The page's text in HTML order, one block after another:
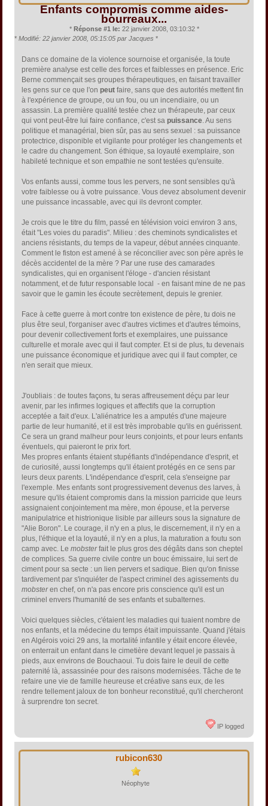
Enfants compromis comme aides-
bourreaux...
* Réponse #1 le: 22 janvier 2008, 03:10:32 *
* Modifié: 22 janvier 2008, 05:15:05 par Jacques *
Dans ce domaine de la violence sournoise et organisée, la toute
première analyse est celle des forces et faiblesses en présence. Eric
Berne commençait ses groupes thérapeutiques, en faisant travailler
les gens sur ce que l'on peut faire, sans que des autorités mettent fin
à l'expérience de groupe, ou un fou, ou un incendiaire, ou un
assassin. La première qualité testée chez un thérapeute, par ceux
qui vont peut-être lui faire confiance, c'est sa puissance. Au sens
politique et managérial, bien sûr, pas au sens sexuel : sa puissance
protectrice, disponible et vigilante pour protéger les changements et
le cadre du changement. Son éthique, sa loyauté exemplaire, son
habileté technique et son empathie ne sont testées qu'ensuite.
Vos enfants aussi, comme tous les pervers, ne sont sensibles qu'à
votre faiblesse ou à votre puissance. Vous devez absolument devenir
une puissance incassable, avec qui ils devront compter.
Je crois que le titre du film, passé en télévision voici environ 3 ans,
était "Les voies du paradis". Milieu : des cheminots syndicalistes et
anciens résistants, du temps de la vapeur, début années cinquante.
Comment le fiston est amené à se réconcilier avec son père après le
décès accidentel de la mère ? Par une ruse des camarades
syndicalistes, qui en organisent l'éloge - d'ancien résistant
notamment, et de futur responsable local - en faisant mine de ne pas
savoir que le gamin les écoute secrètement, depuis le grenier.
Face à cette guerre à mort contre ton existence de père, tu dois ne
plus être seul, t'organiser avec d'autres victimes et d'autres témoins,
pour devenir collectivement forts et exemplaires, une puissance
culturelle et morale avec qui il faut compter. Et si de plus, tu devenais
une puissance économique et juridique avec qui il faut compter, ce
n'en serait que mieux.
J'oubliais : de toutes façons, tu seras affreusement déçu par leur
avenir, par les infirmes logiques et affectifs que la corruption
acceptée a fait d'eux. L'aliénatrice les a amputés d'une majeure
partie de leur humanité, et il est très improbable qu'ils en guérissent.
Ce sera un grand malheur pour leurs conjoints, et pour leurs enfants
éventuels, qui paieront le prix fort.
Mes propres enfants étaient stupéfiants d'indépendance d'esprit, et
de curiosité, aussi longtemps qu'il étaient protégés en ce sens par
leurs deux parents. L'indépendance d'esprit, cela s'enseigne par
l'exemple. Mes enfants sont progressivement devenus des larves, à
mesure qu'ils étaient compromis dans la mission parricide que leurs
assignaient conjointement ma mère, mon épouse, et la perverse
manipulatrice et histrionique lisible par ailleurs sous la signature de
"Alie Boron". Le courage, il n'y en a plus, le discernement, il n'y en a
plus, l'éthique et la loyauté, il n'y en a plus, la maturation a foutu son
camp avec. Lemobsterfait le plus gros des dégâts dans son cheptel
de complices. Sa guerre civile contre un bouc émissaire, lui sert de
ciment pour sa secte : un lien pervers et sadique. Bien qu'on finisse
tardivement par s'inquiéter de l'aspect criminel des agissements du
mobsteren chef, on n'a pas encore pris conscience qu'il est un
criminel envers l'humanité de ses enfants et subalternes.
Voici quelques siècles, c'étaient les maladies qui tuaient nombre de
nos enfants, et la médecine du temps était impuissante. Quand j'étais
en Algérois voici 29 ans, la mortalité infantile y était encore élevée,
on enterrait un enfant dans le cimetière devant lequel je passais à
pieds, aux environs de Bouchaoui. Tu dois faire le deuil de cette
paternité là, assassinée pour des raisons modernisées. Tâche de te
refaire une vie de famille heureuse et créative sans eux, de les
rendre tellement jaloux de ton bonheur reconstitué, qu'il chercheront
à surprendre ton secret.
IP logged
rubicon630
Néophyte